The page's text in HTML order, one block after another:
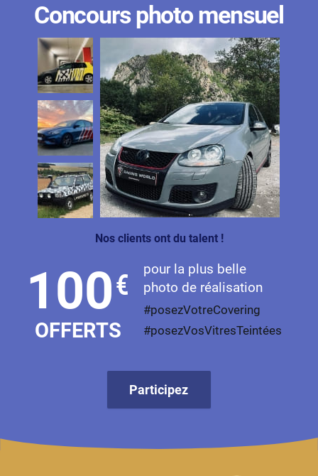
Concours photo mensuel
Nos clients ont du talent !
100€
OFFERTS
pour la plus belle
photo de réalisation
#posezVotreCovering
#posezVosVitresTeintées
Participez